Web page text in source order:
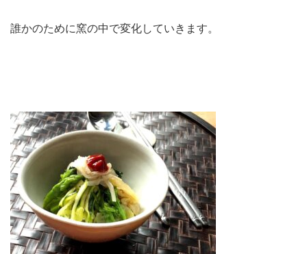
誰かのために窯の中で変化していきます。